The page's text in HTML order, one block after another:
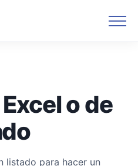
o de
listado para hacer un